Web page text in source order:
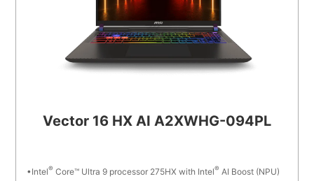
Vector 16 HX AI A2XWHG-094PL
Intel® Core™ Ultra 9 processor 275HX with Intel® AI Boost (NPU)